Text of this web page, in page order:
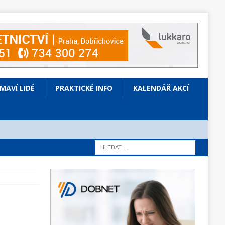
LIDÉ PRAKTICKÉ INFO KALENDÁŘ AKCÍ